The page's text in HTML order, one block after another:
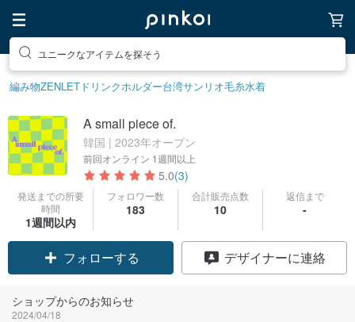
ユニークなアイテムを探そう
編み物ZENLET ドリンクホルダー台湾サンリオ毛糸水着
A small piece of.
韓国 | 2023年オープン
前回オンライン 1週間以上
5.0(3)
発送までの所要
時間
1週間以内
フォロワー数
183
合計販売点数
10
返信まで
-
クーポン取得
デザイナーに連絡
ショップからのお知らせ
2024/04/18